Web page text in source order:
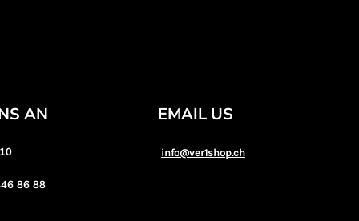
AN
86 88
EMAIL US
info@ver1shop.ch